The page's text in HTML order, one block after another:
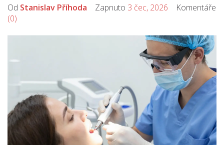
Od Stanislav Příhoda Zapnuto 3 čec, 2026 Komentáře
(0)